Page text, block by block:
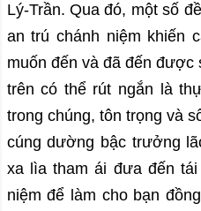
Lý-Trần. Qua đó, một số
an trú chánh niệm khiến
muốn đến và đã đến được
trên có thể rút ngắn là
trong chúng, tôn trọng và
cúng dường bậc trưởng
xa lìa tham ái đưa đến
niệm để làm cho bạn